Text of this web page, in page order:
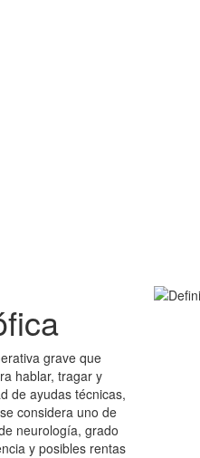
grave que
hablar, tragar y
de ayudas técnicas,
considera uno de
neurología, grado
y posibles rentas